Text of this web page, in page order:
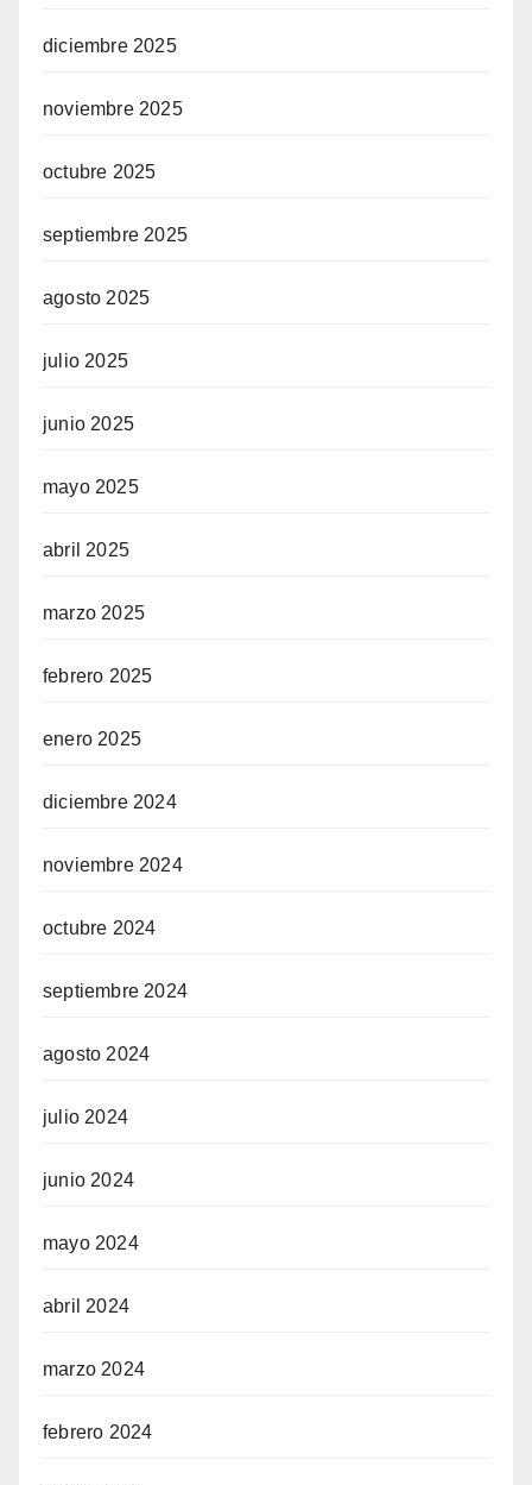
diciembre 2025
noviembre 2025
octubre 2025
septiembre 2025
agosto 2025
julio 2025
junio 2025
mayo 2025
abril 2025
marzo 2025
febrero 2025
enero 2025
diciembre 2024
noviembre 2024
octubre 2024
septiembre 2024
agosto 2024
julio 2024
junio 2024
mayo 2024
abril 2024
marzo 2024
febrero 2024